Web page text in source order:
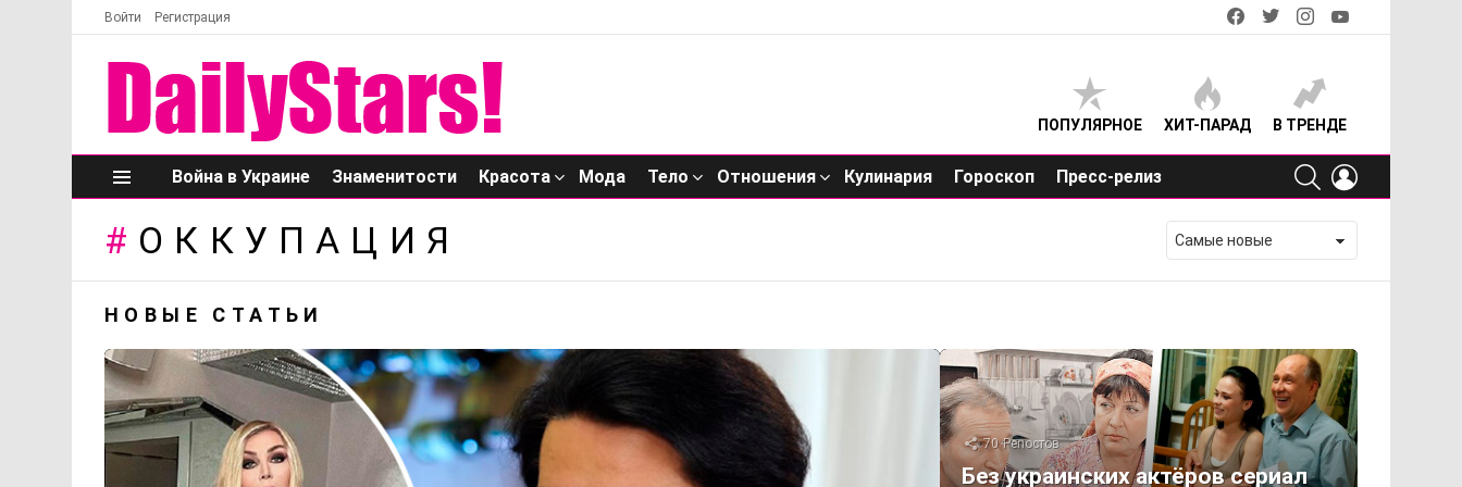
Войти Регистрация
facebooktwitterinstagram
ПОПУЛЯРНОЕ ХИТ-ПАРАД В ТРЕНДЕ
Меню
Война в Украине Знаменитости Красота Мода Тело Отношения Кулинария Гороскоп Пресс-релиз
SEARCH
ОККУПАЦИЯ
НОВЫЕ СТАТЬИ
70 Репостов
Без украинских актёров сериал